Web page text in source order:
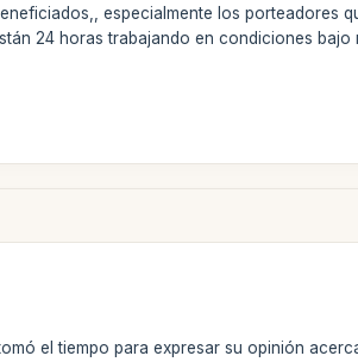
especialmente los porteadores
24 horas trabajando en condiciones bajo
el tiempo para expresar su opinión